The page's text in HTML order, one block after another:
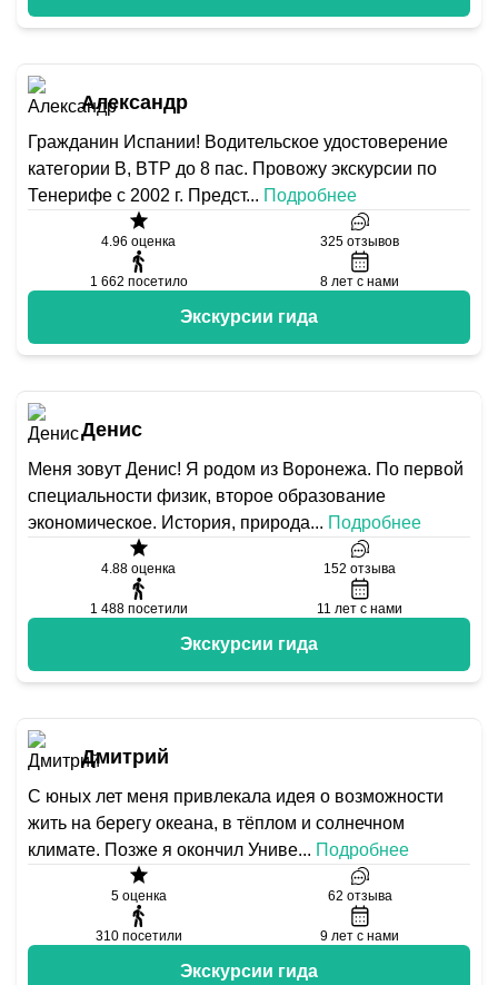
Александр
Гражданин Испании! Водительское удостоверение
категории B, BTP до 8 пас. Провожу экскурсии по
Тенерифе с 2002 г. Предст... Подробнее
4.96 оценка 325 отзывов
1 662 посетило 8 лет с нами
Экскурсии гида
Денис
Меня зовут Денис! Я родом из Воронежа. По первой
специальности физик, второе образование
экономическое. История, природа... Подробнее
4.88 оценка 152 отзыва
1 488 посетили 11 лет с нами
Экскурсии гида
Дмитрий
С юных лет меня привлекала идея о возможности
жить на берегу океана, в тёплом и солнечном
климате. Позже я окончил Униве... Подробнее
5оценка 62 отзыва
310 посетили 9 лет с нами
Экскурсии гида